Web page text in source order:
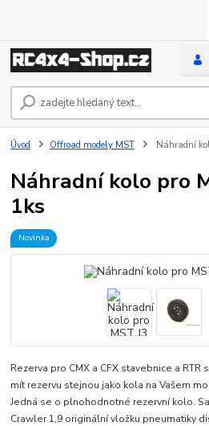
Úvod Offroad modely MST Náhradní
Náhradní kolo pro
1ks
Novinka
Rezerva pro CMX a CFX stavebnice a RTR
mít rezervu stejnou jako kola na Vašem
Jedná se o plnohodnotné rezervní kolo.
Crawler 1,9 originální vložku pneumatiky